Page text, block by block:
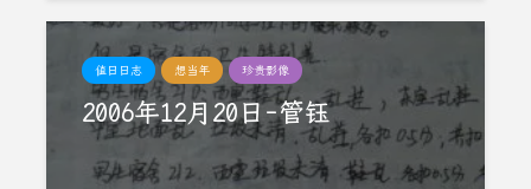
值日日志 想当年 珍贵影像
2006年12月20日-管钰